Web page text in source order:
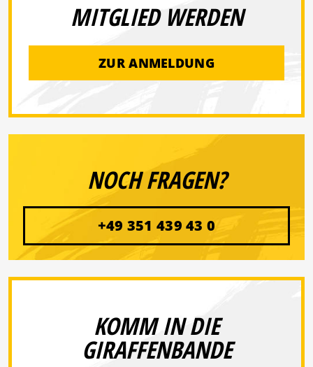
MITGLIED WERDEN
ZUR ANMELDUNG
NOCH FRAGEN?
+49 351 439 43 0
KOMM IN DIE
GIRAFFENBANDE